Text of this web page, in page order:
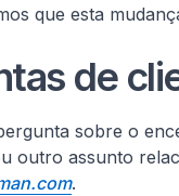
que esta
de
sobre o
outro assunto
.